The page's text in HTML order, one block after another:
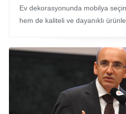
Ev dekorasyonunda mobilya
hem de kaliteli ve dayanıklı